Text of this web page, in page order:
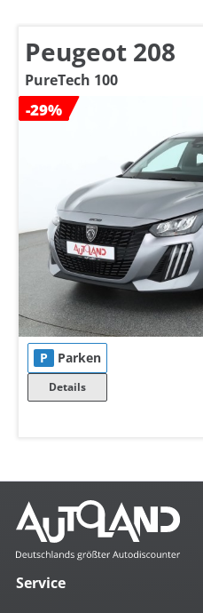
Peugeot 208
PureTech 100
-29%
P Parken
Details
Service